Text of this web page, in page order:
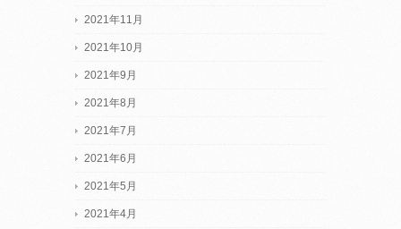
2021年11月
2021年10月
2021年9月
2021年8月
2021年7月
2021年6月
2021年5月
2021年4月